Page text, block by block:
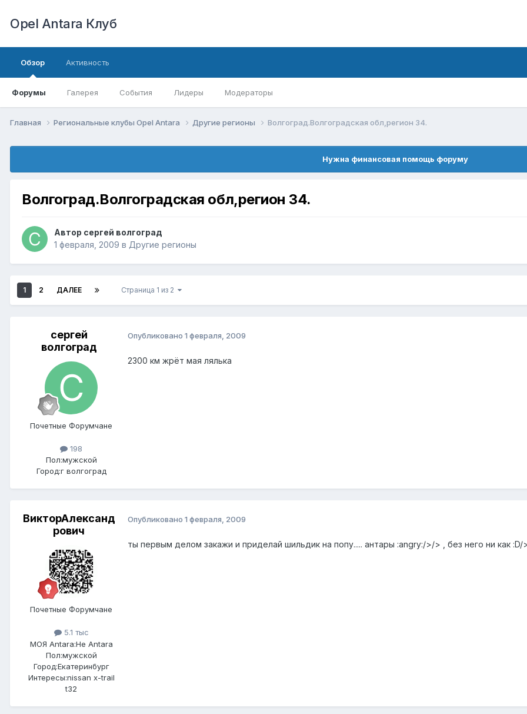
Opel Antara Клуб
Обзор
Форумы Галерея События Лидеры Модераторы
Активность
Главная Региональные клубы Opel Antara Другие регионы Волгоград.Волгоградская обл,регион 34.
Нужна финансовая помощь форуму
Волгоград.Волгоградская обл,регион 34.
Автор сергей волгоград
1 февраля, 2009 в Другие регионы
1 2 ДАЛЕЕ Страница 1 из 2
сергей
волгоград
Почетные Форумчане
198
Пол:мужской
Город:г волгоград
Опубликовано 1 февраля, 2009
2300 км жрёт мая лялька
ВикторАлександ
рович
Почетные Форумчане
5.1 тыс
МОЯ Antara:Не Antara
Пол:мужской
Город:Екатеринбург
Интересы:nissan x-trail
t32
Опубликовано 1 февраля, 2009
ты первым делом закажи и приделай шильдик на попу..... антары :angry:/>/> , без него ни как :D/